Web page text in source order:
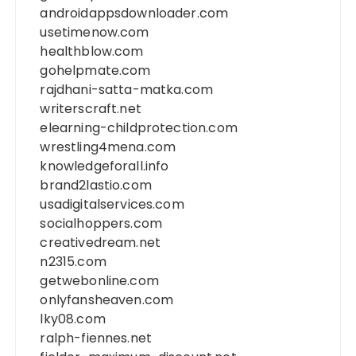
androidappsdownloader.com
usetimenow.com
healthblow.com
gohelpmate.com
rajdhani-satta-matka.com
writerscraft.net
elearning-childprotection.com
wrestling4mena.com
knowledgeforall.info
brand2lastio.com
usadigitalservices.com
socialhoppers.com
creativedream.net
n2315.com
getwebonline.com
onlyfansheaven.com
lky08.com
ralph-fiennes.net